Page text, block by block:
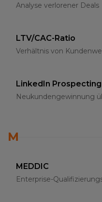
Analyse verlorener Deals
LTV/CAC-Ratio
Verhältnis von
LinkedIn Prospecting
Neukundengewinnung
M
MEDDIC
Enterprise-